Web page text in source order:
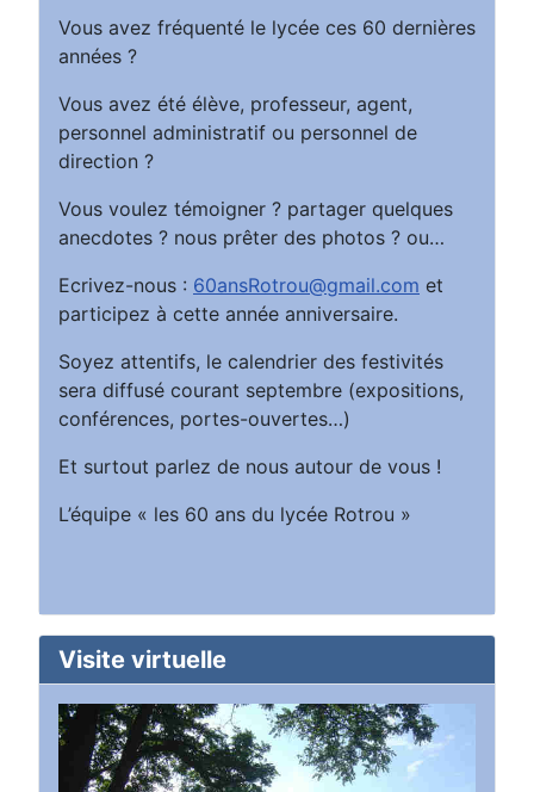
Vous avez fréquenté le lycée ces 60 dernières
années ?
Vous avez été élève, professeur, agent,
personnel administratif ou personnel de
direction ?
Vous voulez témoigner ? partager quelques
anecdotes ? nous prêter des photos ? ou…
Ecrivez-nous : 60ansRotrou@gmail.com et
participez à cette année anniversaire.
Soyez attentifs, le calendrier des festivités
sera diffusé courant septembre (expositions,
conférences, portes-ouvertes…)
Et surtout parlez de nous autour de vous !
L’équipe « les 60 ans du lycée Rotrou »
Visite virtuelle